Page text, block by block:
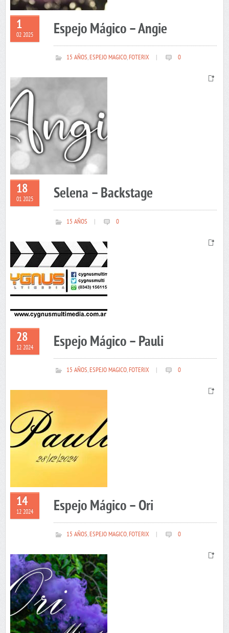
1
02 2025 Espejo Mágico – Angie
15 AÑOS,ESPEJO MAGICO,FOTERIX 0
18
01 2025 Selena – Backstage
15 AÑOS 0
28
12 2024 Espejo Mágico – Pauli
15 AÑOS,ESPEJO MAGICO,FOTERIX 0
14
12 2024 Espejo Mágico – Ori
15 AÑOS,ESPEJO MAGICO,FOTERIX 0